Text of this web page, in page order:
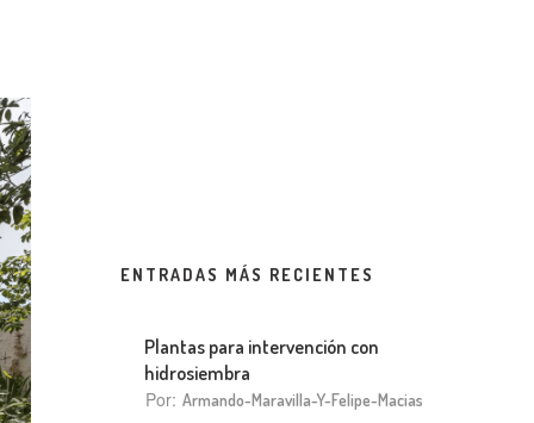
ENTRADAS MÁS RECIENTES
Plantas para intervención con
hidrosiembra
Por: Armando-Maravilla-Y-Felipe-Macias